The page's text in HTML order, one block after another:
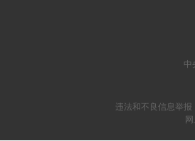
中
违法和不良信息举报